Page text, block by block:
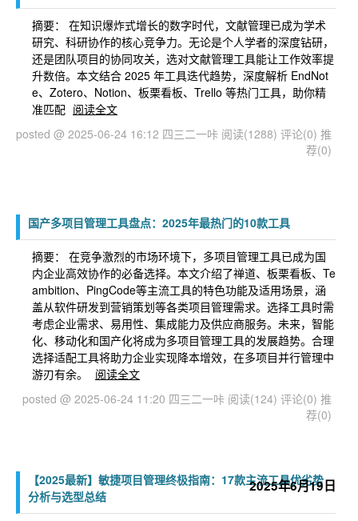
摘要： 在知识爆炸式增长的数字时代，文献管理已成为学术
研究、科研协作的核心竞争力。无论是个人学者的深度钻研，
还是团队项目的协同攻关，选对文献管理工具能让工作效率提
升数倍。本文结合 2025 年工具迭代趋势，深度解析 EndNot
e、Zotero、Notion、板栗看板、Trello 等热门工具，助你精
准匹配 阅读全文
posted @ 2025-06-24 16:12 四三二一咔 阅读(1288) 评论(0) 推
荐(0)
国产多项目管理工具盘点：2025年最热门的10款工具
摘要： 在竞争激烈的市场环境下，多项目管理工具已成为国
内企业高效协作的必备选择。本文介绍了禅道、板栗看板、Te
ambition、PingCode等主流工具的特色功能及适用场景，涵
盖从软件研发到营销策划等各类项目管理需求。选择工具时需
考虑企业需求、易用性、集成能力及供应商服务。未来，智能
化、移动化和国产化将成为多项目管理工具的发展趋势。合理
选择适配工具将助力企业实现降本增效，在多项目并行管理中
游刃有余。
阅读全文
posted @ 2025-06-24 11:20 四三二一咔 阅读(124) 评论(0) 推
荐(0)
2025年6月19日
【2025最新】敏捷项目管理终极指南：17款主流工具优劣势
分析与选型总结